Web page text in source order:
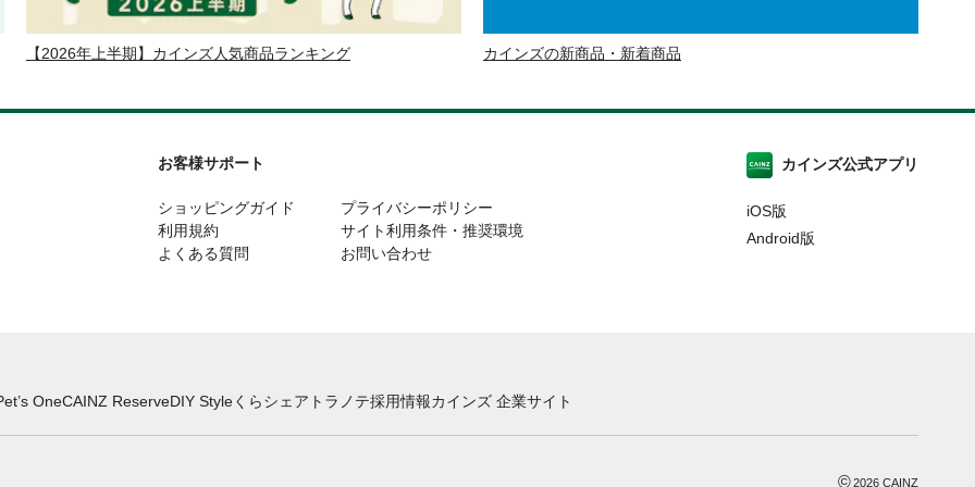
【2026年上半期】カインズ人気商品ランキング カインズの新商品・新着商品
お客様サポート
ショッピングガイド
利用規約
よくある質問
プライバシーポリシー
サイト利用条件・推奨環境
お問い合わせ
カインズ公式アプリ
iOS版
Android版
OneCAINZ ReserveDIY Styleくらシェア トラノテ採用情報カインズ 企業サイト
©2026 CAINZ